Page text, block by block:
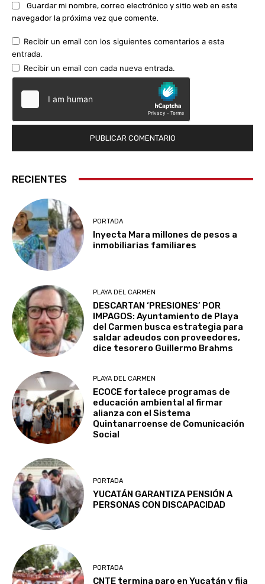
Guardar mi nombre, correo electrónico y sitio web en este
navegador la próxima vez que comente.
Recibir un email con los siguientes comentarios a esta
entrada.
Recibir un email con cada nueva entrada.
RECIENTES
PORTADA
Inyecta Mara millones de pesos a
inmobiliarias familiares
PLAYA DEL CARMEN
DESCARTAN ‘PRESIONES’ POR
IMPAGOS: Ayuntamiento de Playa
del Carmen busca estrategia para
saldar adeudos con proveedores,
dice tesorero Guillermo Brahms
PLAYA DEL CARMEN
ECOCE fortalece programas de
educación ambiental al firmar
alianza con el Sistema
Quintanarroense de Comunicación
Social
PORTADA
YUCATÁN GARANTIZA PENSIÓN A
PERSONAS CON DISCAPACIDAD
PORTADA
CNTE termina paro en Yucatán y fija